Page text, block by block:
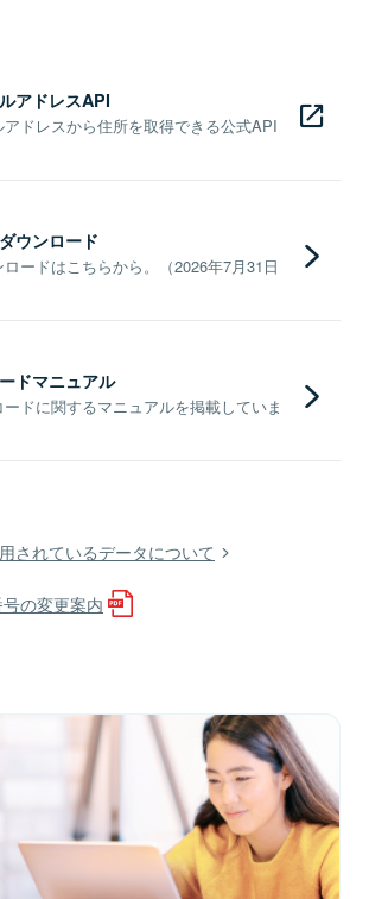
アドレスAPI
ドレスから住所を取得できる公式API
ウンロード
ードはこちらから。（2026年7月31日
ドマニュアル
ドに関するマニュアルを掲載していま
されているデータについて
の変更案内